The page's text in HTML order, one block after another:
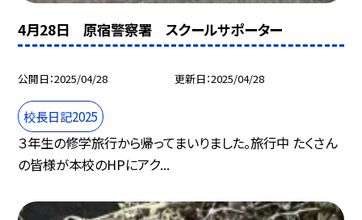
4月28日 原宿警察署 スクールサポーター
公開日 2025/04/28 更新日 2025/04/28
校長日記2025
３年生の修学旅行から帰ってまいりました。旅行中 たくさん
の皆様が本校のHPにアク...